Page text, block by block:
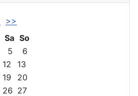
>>
Sa So
5
6
12
13
19
20
26 27